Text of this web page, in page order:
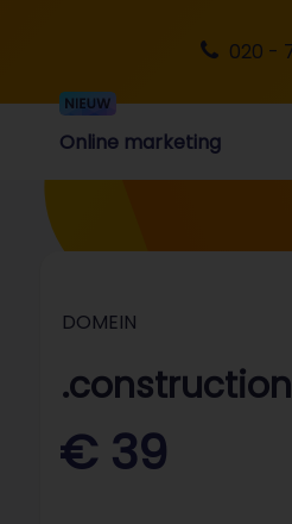
020 -
Online marketing
DOMEIN
.construction
€ 39